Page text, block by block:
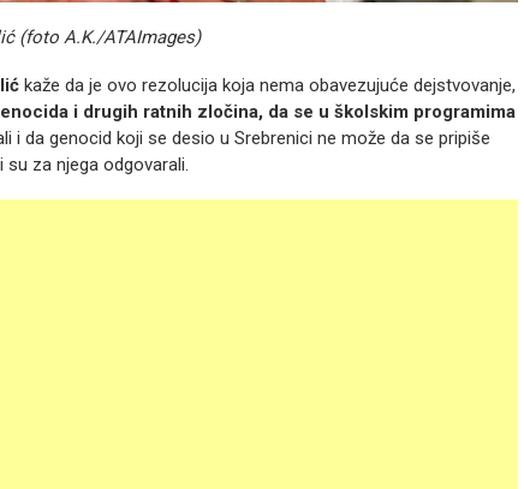
(foto A.K./ATAImages)
kaže da je ovo rezolucija koja nema obavezujuće dejstvovanje,
i drugih ratnih zločina, da se u školskim programima
i da genocid koji se desio u Srebrenici ne može da se pripiše
za njega odgovarali.